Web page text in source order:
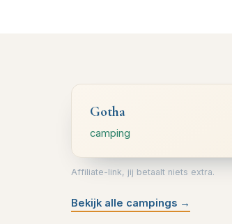
Gotha
camping
Affiliate-link, jij betaalt niets extra.
Bekijk alle campings →